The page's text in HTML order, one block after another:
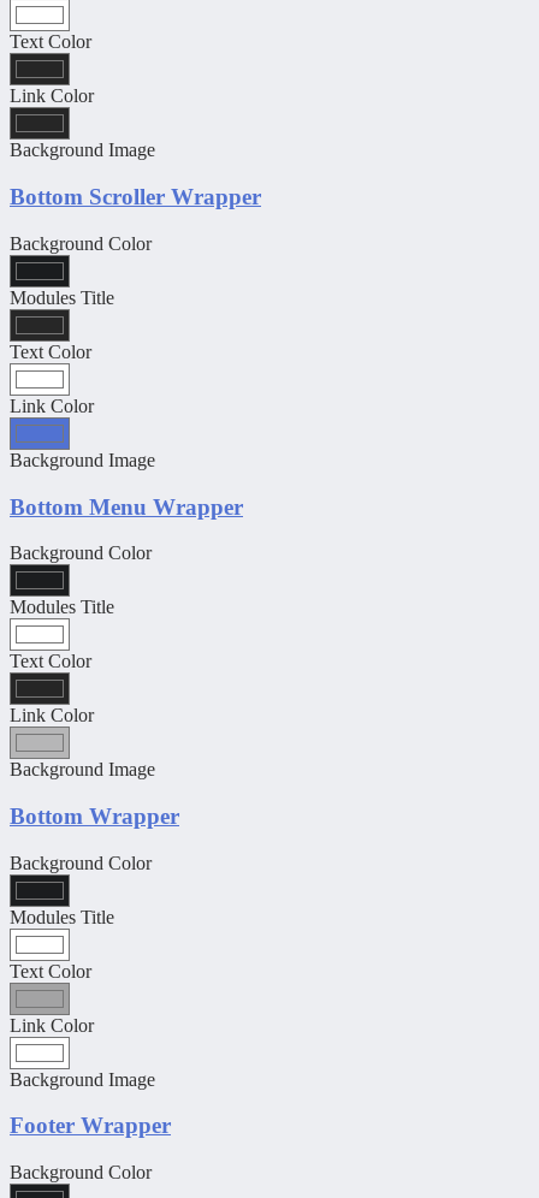
Text Color
Link Color
Background Image
Bottom Scroller Wrapper
Background Color
Modules Title
Text Color
Link Color
Background Image
Bottom Menu Wrapper
Background Color
Modules Title
Text Color
Link Color
Background Image
Bottom Wrapper
Background Color
Modules Title
Text Color
Link Color
Background Image
Footer Wrapper
Background Color